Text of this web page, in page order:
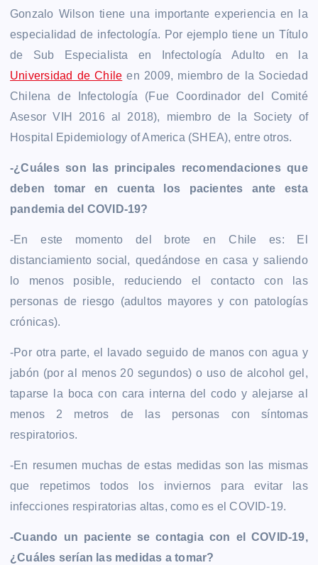
Gonzalo Wilson tiene una importante experiencia en la
especialidad de infectología. Por ejemplo tiene un Título
de Sub Especialista en Infectología Adulto en la
Universidad de Chile en 2009, miembro de la Sociedad
Chilena de Infectología (Fue Coordinador del Comité
Asesor VIH 2016 al 2018), miembro de la Society of
Hospital Epidemiology of America (SHEA), entre otros.
-¿Cuáles son las principales recomendaciones que
deben tomar en cuenta los pacientes ante esta
pandemia del COVID-19?
-En este momento del brote en Chile es: El
distanciamiento social, quedándose en casa y saliendo
lo menos posible, reduciendo el contacto con las
personas de riesgo (adultos mayores y con patologías
crónicas).
-Por otra parte, el lavado seguido de manos con agua y
jabón (por al menos 20 segundos) o uso de alcohol gel,
taparse la boca con cara interna del codo y alejarse al
menos 2 metros de las personas con síntomas
respiratorios.
-En resumen muchas de estas medidas son las mismas
que repetimos todos los inviernos para evitar las
infecciones respiratorias altas, como es el COVID-19.
-Cuando un paciente se contagia con el COVID-19,
¿Cuáles serían las medidas a tomar?